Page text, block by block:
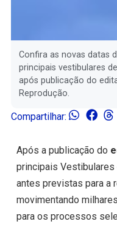
Confira as novas datas
principais vestibulares
após publicação do
Reprodução.
Compartilhar:
Após a publicação do
principais Vestibulares
antes previstas para a
movimentando
para os processos